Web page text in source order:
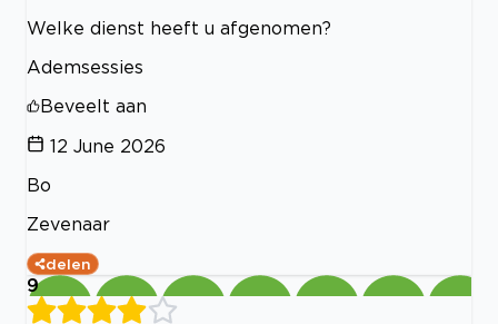
Welke dienst heeft u afgenomen?
Ademsessies
Beveelt aan
12 June 2026
Bo
Zevenaar
delen
9